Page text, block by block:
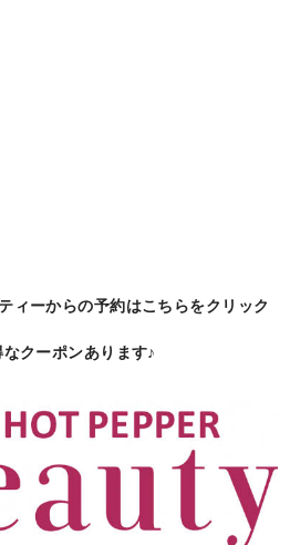
ーからの予約はこちらをクリック
クーポンあります♪